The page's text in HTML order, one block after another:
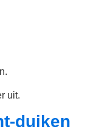
uit.
duiken